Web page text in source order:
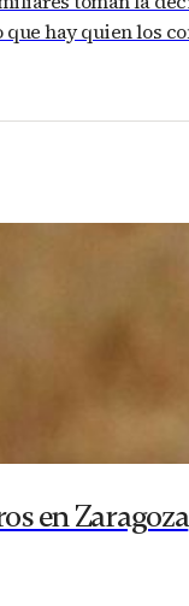
hay quien los
en Zaragoza